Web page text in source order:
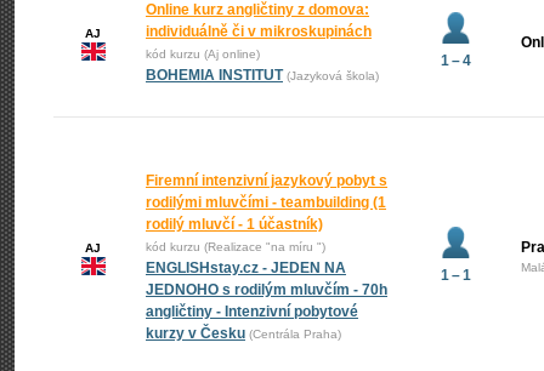
AJ
Online kurz angličtiny z domova:
individuálně či v mikroskupinách
kód kurzu (Aj online)
BOHEMIA INSTITUT (Jazyková škola)
1 – 4
AJ
Firemní intenzivní jazykový pobyt s
rodilými mluvčími - teambuilding (1
rodilý mluvčí - 1 účastník)
kód kurzu (Realizace "na míru ")
ENGLISHstay.cz - JEDEN NA
JEDNOHO s rodilým mluvčím - 70h
angličtiny - Intenzivní pobytové
kurzy v Česku (Centrála Praha)
1 – 1